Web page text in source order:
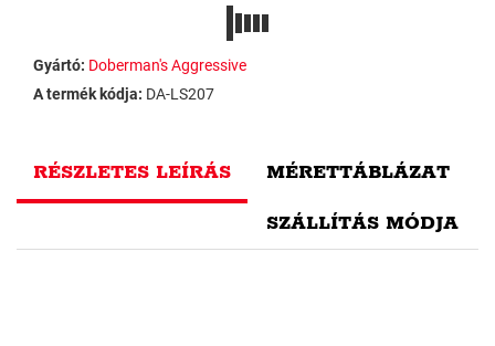
Gyártó: Doberman's Aggressive
A termék kódja: DA-LS207
RÉSZLETES LEÍRÁS MÉRETTÁBLÁZAT
SZÁLLÍTÁS MÓDJA